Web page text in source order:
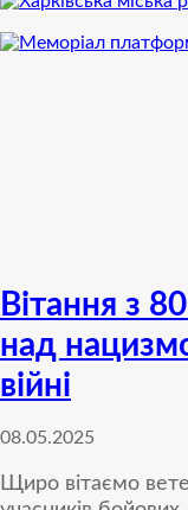
Вітання з
над
війні
08.05.2025
Щиро вітаємо